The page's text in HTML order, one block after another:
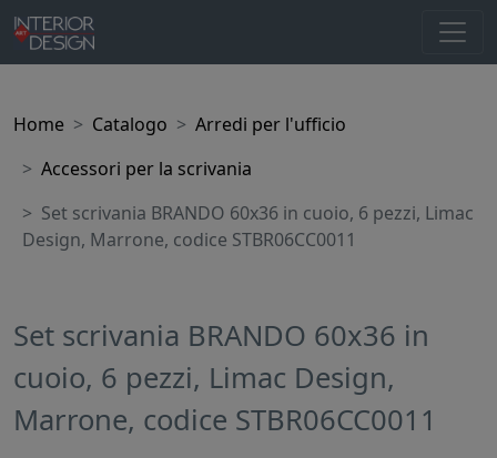
Home Catalogo
Arredi per l'ufficio
Accessori per la scrivania
Set scrivania BRANDO 60x36 in cuoio, 6 pezzi, Limac
Design, Marrone, codice STBR06CC0011
Set scrivania BRANDO 60x36 in
cuoio, 6 pezzi, Limac Design,
Marrone, codice STBR06CC0011